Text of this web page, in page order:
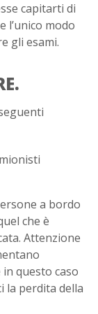
capitarti di
l’unico modo
gli esami.
a bordo
che è
Attenzione
questo caso
la perdita della